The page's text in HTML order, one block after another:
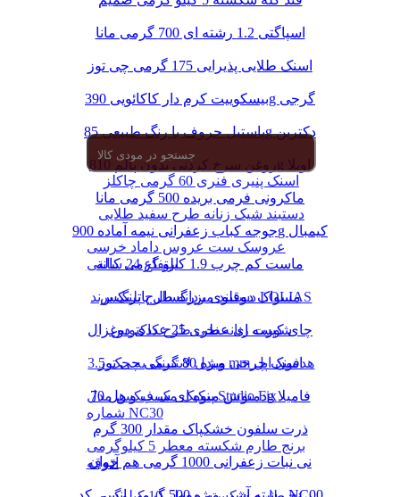
اسنک پنیری فنری 60 گرمی چاکلز
دستبند شیک زنانه طرح سفید طلایی
عروسک ست عروس داماد خرسی
ارتفاع 24 سانتی
دستبند مردانه طرح پلنگ برند LOLIAS
شورت زنانه نخی طرح کاکتوس
مبدل لایتنینگ به جک 3.5 mm هدفون اپل
پنکیک مک فیکس مدل Studio Fix
شماره NC30
برنج طارم شکسته معطر 5 کیلوگرمی
آذوقه
اسپاگتی 1.2 رشته ای 700 گرمی مانا
اسنک طلایی پذیرایی 175 گرمی چی توز
بیسکوییت کرم دار کاکائویی 390g گرجی
پاستیل حروف با رنگ طبیعی 85g دکتربن
روغن سرخ کردنی بدون پالم 810g اویلا
ماکرونی فرمی بریده 500 گرمی مانا
جوجه کباب زعفرانی نیمه آماده 900g کیمبال
ماست کم چرب 1.9 کیلو گرمی کاله
مسواک دوقلوی بزرگسال پاتریکس
چای کیسه ای عطری 25 عددی دوغزال
اسنک چرخی ویژه 80 گرمی چی توز
دمنوش میوه ای سیب و هل 70g فامیلا
ذرت سلفون خشکپاک مقدار 300 گرم
نی نبات زعفرانی 1000 گرمی هم خوان